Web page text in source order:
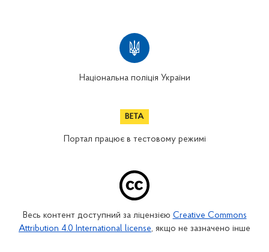
Національна поліція України
Портал працює в тестовому режимі
Весь контент доступний за ліцензією Creative Commons
Attribution 4.0 International license, якщо не зазначено інше